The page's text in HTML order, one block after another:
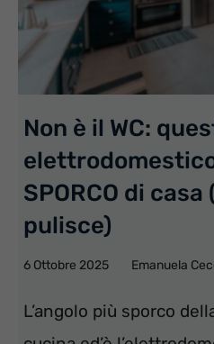
Non è il WC:
SPORCO di
pulisce)
6 Ottobre 2025 Emanuela
L’angolo più sporco